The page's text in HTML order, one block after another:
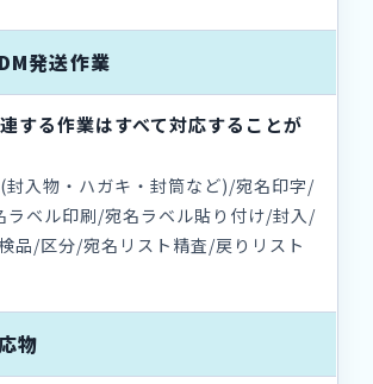
発送作業
する作業はすべて対応することが
封入物・ハガキ・封筒など)/宛名印字/
ラベル印刷/宛名ラベル貼り付け/封入/
品/区分/宛名リスト精査/戻りリスト
物